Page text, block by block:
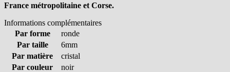
France métropolitaine et Corse.
Informations complémentaires
Par forme
ronde
Par taille
6mm
Par matière
cristal
Par couleur
noir